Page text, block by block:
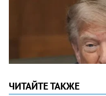
ЧИТАЙТЕ ТАКЖЕ